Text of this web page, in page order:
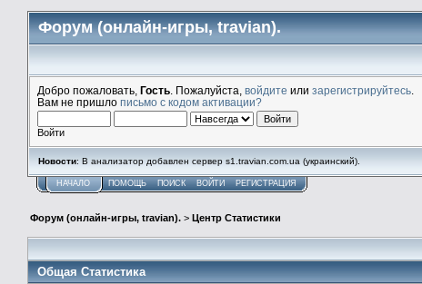
Форум (онлайн-игры, travian).
Добро пожаловать, Гость . Пожалуйста, войдите или зарегистрируйтесь
Вам не пришло письмо с кодом активации?
Войти
Новости: В анализатор добавлен сервер s1.travian.com.ua (украинский).
НАЧАЛО ПОМОЩЬ ПОИСК ВОЙТИ РЕГИСТРАЦИЯ
Форум (онлайн-игры, travian). > Центр Статистики
Общая Статистика